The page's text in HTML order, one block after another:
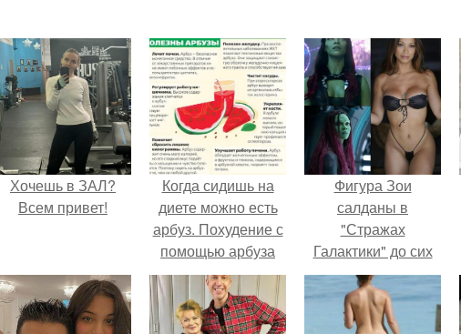
Хочешь в ЗАЛ?
Всем привет!
Когда сидишь на
диете можно есть
арбуз. Похудение с
помощью арбуза
Фигура Зои
салданы в
"Стражах
Галактики" до сих
пор вызывает
восхищение.